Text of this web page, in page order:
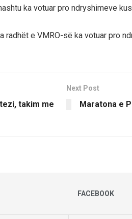
ka votuar pro ndryshimeve
e VMRO-së ka votuar pro
takim me
Next Post
Maratona e
FACEBOOK